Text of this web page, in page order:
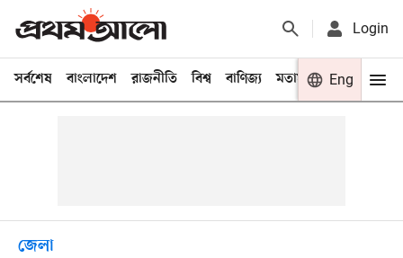
Login
সর্বশেষ বাংলাদেশ রাজনীতি বিশ্ব বাণিজ্য মতামত খেলা
Eng
জেলা